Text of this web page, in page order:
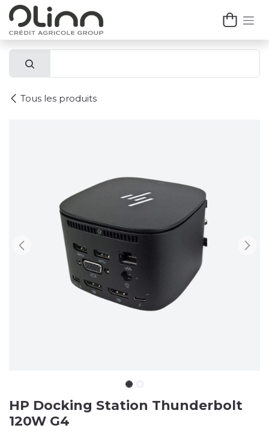
Se rendre au contenu
Tous les produits
HP Docking Station Thunderbolt
120W G4